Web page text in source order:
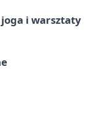
joga i warsztaty